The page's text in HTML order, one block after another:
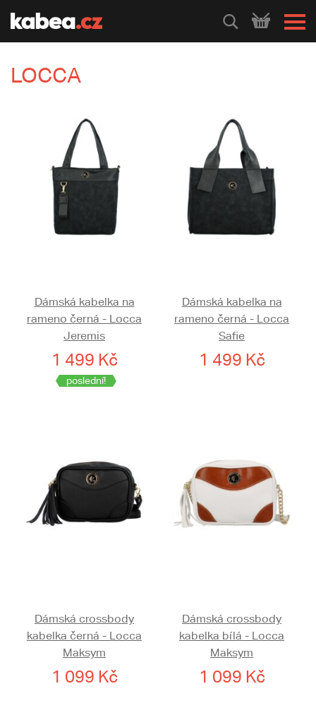
HLEDEJ
LOCCA
Dámská kabelka na
rameno černá - Locca
Jeremis
1 499 Kč
poslední!
Dámská kabelka na
rameno černá - Locca
Safie
1 499 Kč
Dámská crossbody
kabelka černá - Locca
Maksym
1 099 Kč
Dámská crossbody
kabelka bílá - Locca
Maksym
1 099 Kč